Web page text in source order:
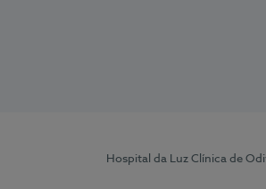
Hospital da Luz Clínica de